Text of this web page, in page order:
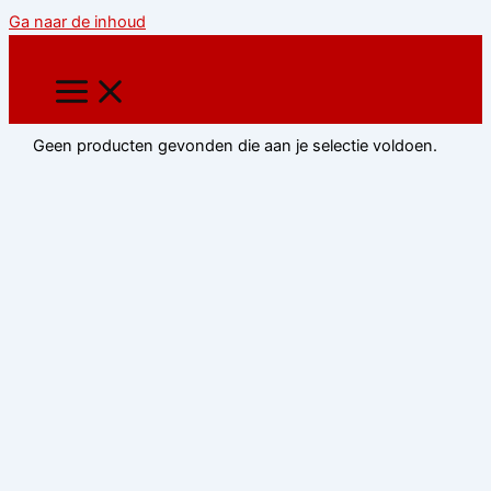
Ga naar de inhoud
Geen producten gevonden die aan je selectie voldoen.